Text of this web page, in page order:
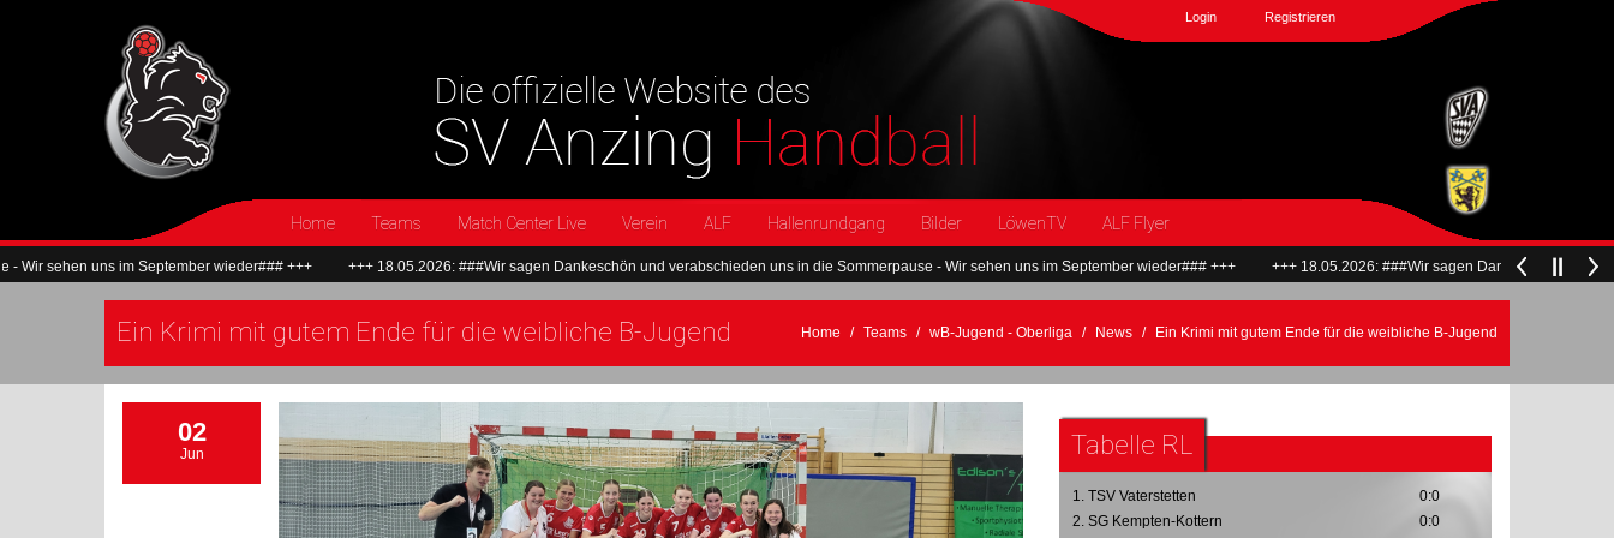
Login Registrieren
Home Teams Match Center Live Verein ALF Hallenrundgang Bilder LöwenTV ALF Flyer
im September wieder### +++ +++ 18.05.2026: ###Wir sagen Dankeschön und verabschieden uns in die Sommerpause - Wir sehen uns im September wieder### +++ +++ 18.05.2026: ###Wir sagen Dankeschön und verabschieden
Ein Krimi mit gutem Ende für die weibliche B-Jugend Home Teams wB-Jugend - Oberliga News Ein Krimi mit gutem Ende für die weibliche B-Jugend
02
Jun Tabelle RL
1. TSV Vaterstetten
0:0
2. SG Kempten-Kottern
0:0